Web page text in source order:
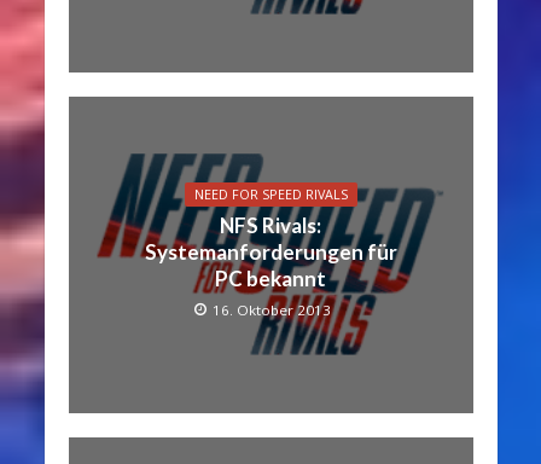
NEED FOR SPEED RIVALS
NFS Rivals:
Systemanforderungen für
PC bekannt
16. Oktober 2013